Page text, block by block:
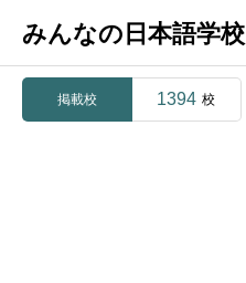
みんなの日本語学校
掲載校 1394 校